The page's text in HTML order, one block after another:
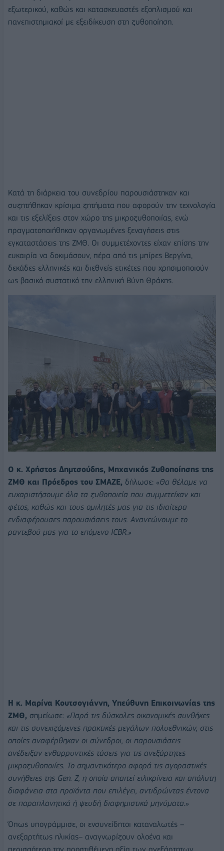
εξωτερικού, καθώς και κατασκευαστές εξοπλισμού και
πανεπιστημιακοί με εξειδίκευση στη ζυθοποίηση.
Κατά τη διάρκεια του συνεδρίου παρουσιάστηκαν και
συζητήθηκαν κρίσιμα ζητήματα που αφορούν την τεχνολογία
και τις εξελίξεις στον χώρο της μικροζυθοποιίας, ενώ
πραγματοποιήθηκαν οργανωμένες ξεναγήσεις στις
εγκαταστάσεις της ΖΜΘ. Οι συμμετέχοντες είχαν επίσης την
ευκαιρία να δοκιμάσουν, πέρα από τις μπίρες Βεργίνα,
δεκάδες ελληνικές και διεθνείς ετικέτες που χρησιμοποιούν
ως βασικό συστατικό την ελληνική Βύνη Θράκης.
Ο κ. Χρήστος Δημτσούδης, Μηχανικός Ζυθοποίησης της
ΖΜΘ και Πρόεδρος του ΣΜΑΖΕ, δήλωσε: «Θα θέλαμε να
ευχαριστήσουμε όλα τα ζυθοποιεία που συμμετείχαν και
φέτος, καθώς και τους ομιλητές μας για τις ιδιαίτερα
ενδιαφέρουσες παρουσιάσεις τους. Ανανεώνουμε το
ραντεβού μας για το επόμενο ICBR.»
Η κ. Μαρίνα Κουτσογιάννη, Υπεύθυνη Επικοινωνίας της
ΖΜΘ, σημείωσε: «Παρά τις δύσκολες οικονομικές συνθήκες
και τις συνεχιζόμενες πρακτικές μεγάλων πολυεθνικών, στις
οποίες αναφέρθηκαν οι σύνεδροι, οι παρουσιάσεις
ανέδειξαν ενθαρρυντικές τάσεις για τις ανεξάρτητες
μικροζυθοποιίες. Το σημαντικότερο αφορά τις αγοραστικές
συνήθειες της Gen. Z, η οποία απαιτεί ειλικρίνεια και απόλυτη
διαφάνεια στα προϊόντα που επιλέγει, αντιδρώντας έντονα
σε παραπλανητικά ή ψευδή διαφημιστικά μηνύματα.»
Όπως υπογράμμισε, οι ενσυνείδητοι καταναλωτές –
ανεξαρτήτως ηλικίας– αναγνωρίζουν ολοένα και